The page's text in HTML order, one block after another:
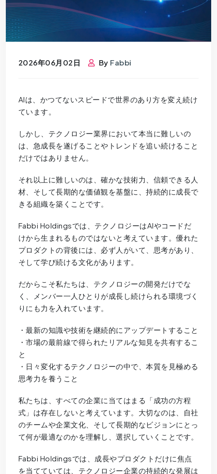
2026年06月02日 By Fabbi
AIは、かつてないスピードで世界のあり方を変え続け
ています。
しかし、テクノロジー業界において本当に難しいの
は、急成長を遂げることやトレンドを追い続けること
だけではありません。
それ以上に難しいのは、確かな技術力、信頼できる人
材、そして長期的な価値観を基盤に、持続的に成長で
きる組織を築くことです。
Fabbi Holdingsでは、テクノロジーはAIやコードだ
けから生まれるものではないと考えています。優れた
プロダクトの背後には、必ず人がいて、思考があり、
そして学び続ける文化があります。
だからこそ私たちは、テクノロジーの開発だけでな
く、メンバー一人ひとりが成長し続けられる環境づく
りにも力を入れています。
・最新の知識や技術を継続的にアップデートすること
・市場の最前線で得られたリアルな知見を共有するこ
と
・日々変化するテクノロジーの中で、本質を見極める
思考力を養うこと
私たちは、すべての企業に当てはまる「成功の方程
式」は存在しないと考えています。大切なのは、自社
のチームや企業文化、そして長期的なビジョンにとっ
て何が最適なのかを理解し、選択していくことです。
Fabbi Holdingsでは、成長やプロダクトだけに焦点
を当てていては、テクノロジー企業の持続的な発展は